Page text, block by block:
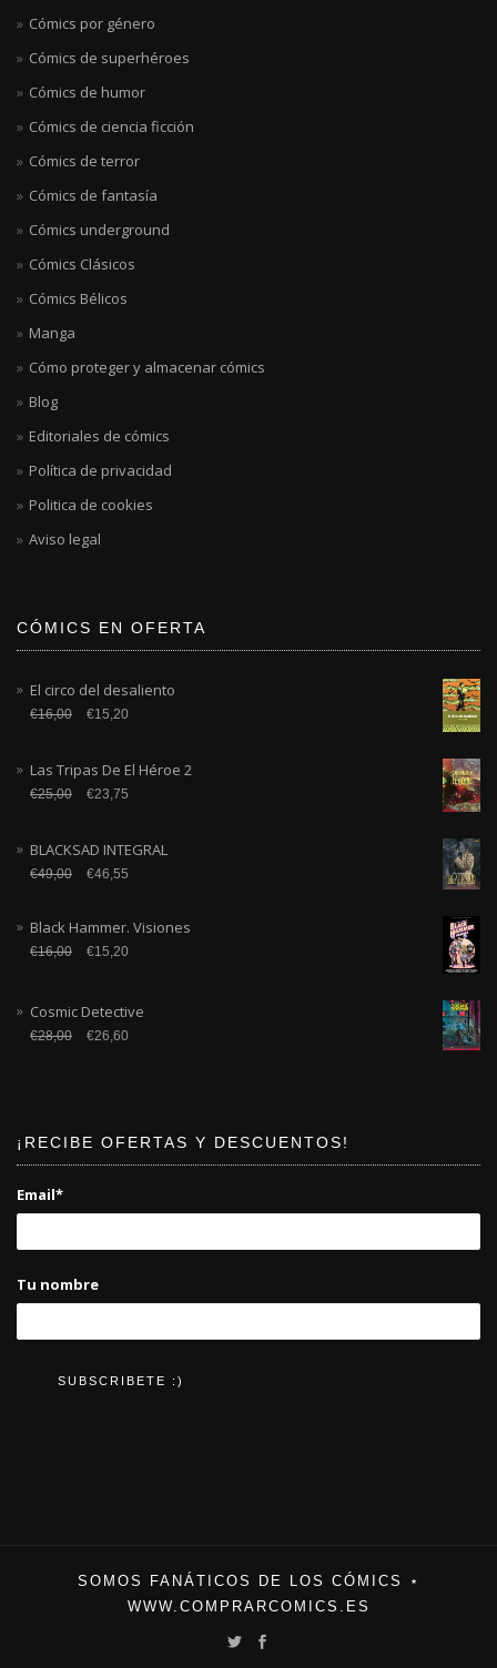
Cómics por género
Cómics de superhéroes
Cómics de humor
Cómics de ciencia ficción
Cómics de terror
Cómics de fantasía
Cómics underground
Cómics Clásicos
Cómics Bélicos
Manga
Cómo proteger y almacenar cómics
Blog
Editoriales de cómics
Política de privacidad
Politica de cookies
Aviso legal
CÓMICS EN OFERTA
El circo del desaliento
€16,00 €15,20
Las Tripas De El Héroe 2
€25,00 €23,75
BLACKSAD INTEGRAL
€49,00 €46,55
Black Hammer. Visiones
€16,00 €15,20
Cosmic Detective
€28,00 €26,60
¡RECIBE OFERTAS Y DESCUENTOS!
Email*
Tu nombre
SOMOS FANÁTICOS DE LOS CÓMICS ⋆
WWW.COMPRARCOMICS.ES